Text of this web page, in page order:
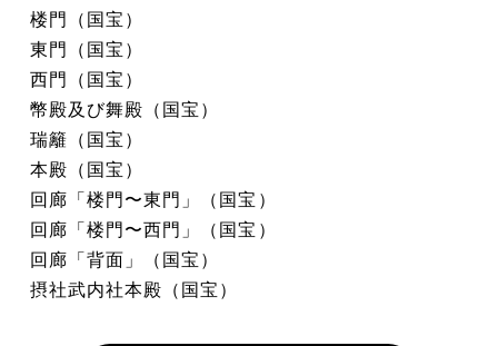
楼門（国宝）
東門（国宝）
西門（国宝）
幣殿及び舞殿（国宝）
瑞籬（国宝）
本殿（国宝）
回廊「楼門〜東門」（国宝）
回廊「楼門〜西門」（国宝）
回廊「背面」（国宝）
摂社武内社本殿（国宝）